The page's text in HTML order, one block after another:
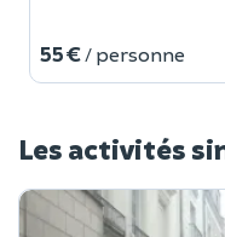
55 € / personne
Les activités